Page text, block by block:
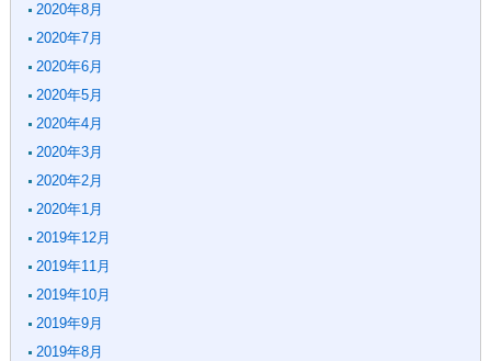
2020年8月
2020年7月
2020年6月
2020年5月
2020年4月
2020年3月
2020年2月
2020年1月
2019年12月
2019年11月
2019年10月
2019年9月
2019年8月